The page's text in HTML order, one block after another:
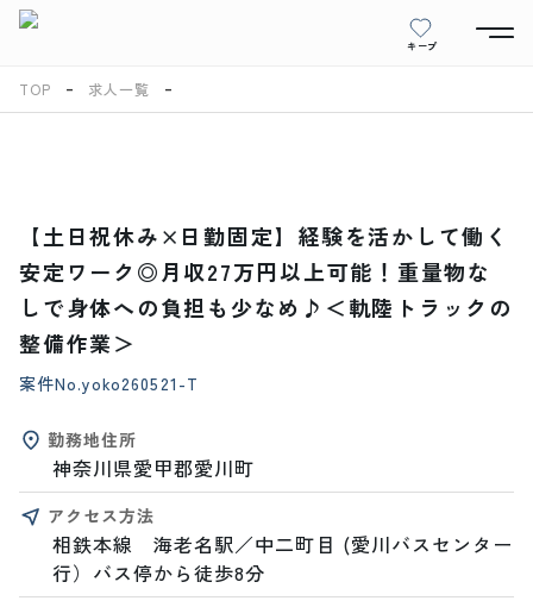
キープ
TOP 求人一覧
【土日祝休み×日勤固定】経験を活かして働く
安定ワーク◎月収27万円以上可能！重量物な
しで身体への負担も少なめ♪＜軌陸トラックの
整備作業＞
案件No.yoko260521-T
勤務地住所
神奈川県愛甲郡愛川町
アクセス方法
相鉄本線　海老名駅／中二町目 (愛川バスセンター
行）バス停から徒歩8分